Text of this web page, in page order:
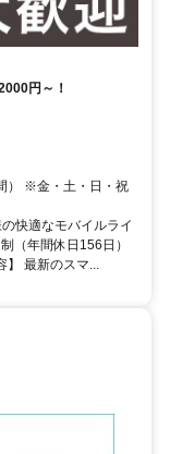
円～！
） ※金・土・日・祝
快適なモバイルライ
（年間休日156日）
】 最新のスマ...